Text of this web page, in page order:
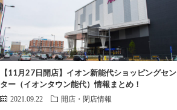
【11月27日開店】イオン新能代ショッピングセン
ター（イオンタウン能代）情報まとめ！
2021.09.22 開店・閉店情報